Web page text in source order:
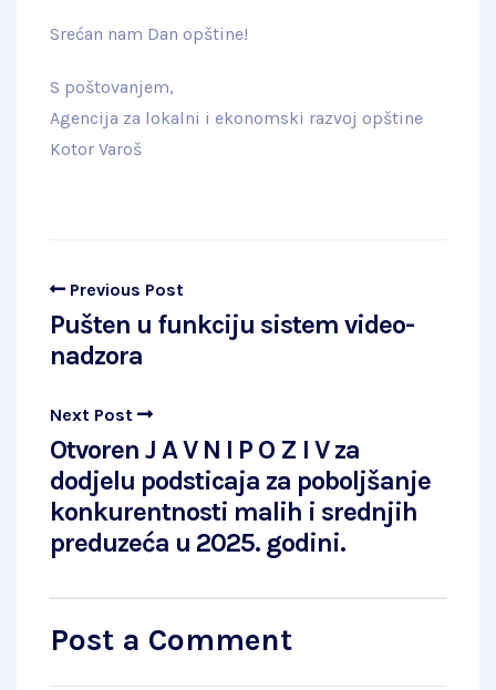
Srećan nam Dan opštine!
S poštovanjem,
Agencija za lokalni i ekonomski razvoj opštine
Kotor Varoš
Previous Post
Pušten u funkciju sistem video-
nadzora
Next Post
Otvoren J A V N I P O Z I V za
dodjelu podsticaja za poboljšanje
konkurentnosti malih i srednjih
preduzeća u 2025. godini.
Post a Comment